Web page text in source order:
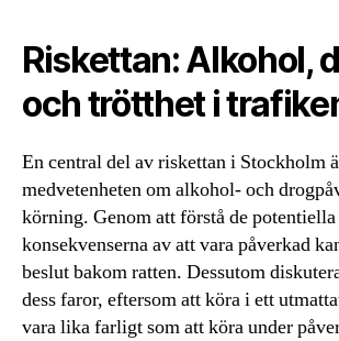
Riskettan: Alkohol,
och trötthet i
En central del av riskettan i Stockholm
medvetenheten om alkohol- och
körning. Genom att förstå de
konsekvenserna av att vara påverkad
beslut bakom ratten. Dessutom
dess faror, eftersom att köra i ett
vara lika farligt som att köra under